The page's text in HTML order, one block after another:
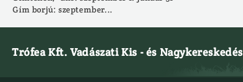
Gím borjú: szeptember...
Trófea Kft. Vadászati Kis - és Nagykereskedés